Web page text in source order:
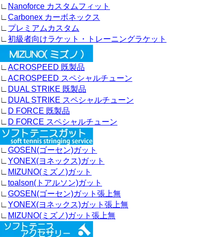
∟
Nanoforce カスタムフィット
∟ Carbonex カーボネックス
∟ プレミアムカスタム
∟ 初級者向けラケット・トレーニングラケット
∟ ACROSPEED 既製品
∟ ACROSPEED スペシャルチューン
∟
DUAL STRIKE 既製品
∟
DUAL STRIKE スペシャルチューン
∟
D FORCE 既製品
∟
D FORCE スペシャルチューン
∟ GOSEN(ゴーセン)ガット
∟ YONEX(ヨネックス)ガット
∟
MIZUNO(ミズノ)ガット
∟ toalson(トアルソン)ガット
∟ GOSEN(ゴーセン)ガット張上無
∟ YONEX(ヨネックス)ガット張上無
∟
MIZUNO(ミズノ)ガット張上無